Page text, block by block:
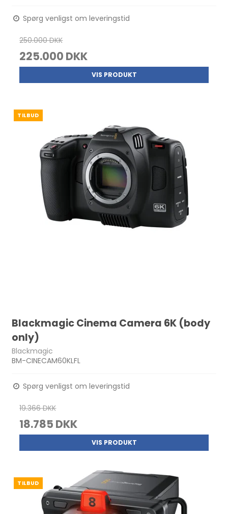
Spørg venligst om leveringstid
250.000 DKK
225.000 DKK
VIS PRODUKT
TILBUD
Blackmagic Cinema Camera 6K (body
only)
Blackmagic
BM-CINECAM60KLFL
Spørg venligst om leveringstid
19.366 DKK
18.785 DKK
VIS PRODUKT
TILBUD